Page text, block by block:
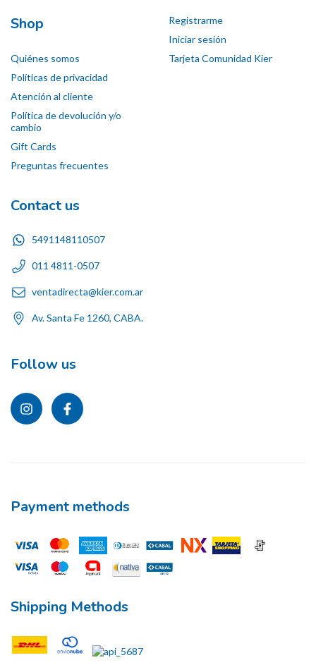
Shop
Quiénes somos
Políticas de privacidad
Atención al cliente
Política de devolución y/o
cambio
Gift Cards
Preguntas frecuentes
Registrarme
Iniciar sesión
Tarjeta Comunidad Kier
Contact us
5491148110507
011 4811-0507
ventadirecta@kier.com.ar
Av. Santa Fe 1260, CABA.
Follow us
Payment methods
Shipping Methods